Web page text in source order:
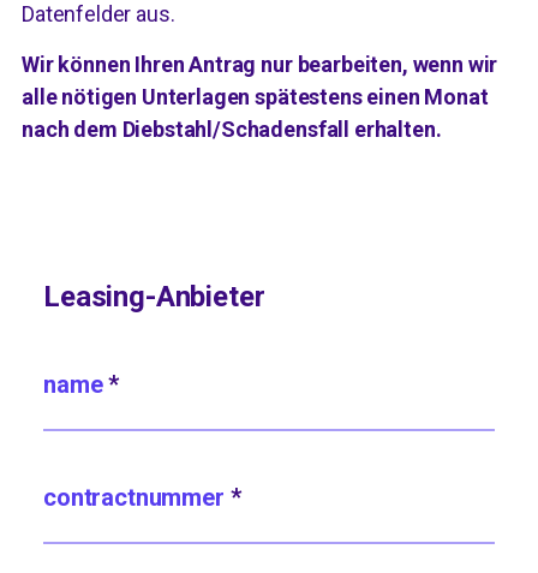
Datenfelder aus.
Wir können Ihren Antrag nur bearbeiten, wenn wir
alle nötigen Unterlagen spätestens einen Monat
nach dem Diebstahl/Schadensfall erhalten.
Leasing-Anbieter
name*
contractnummer *